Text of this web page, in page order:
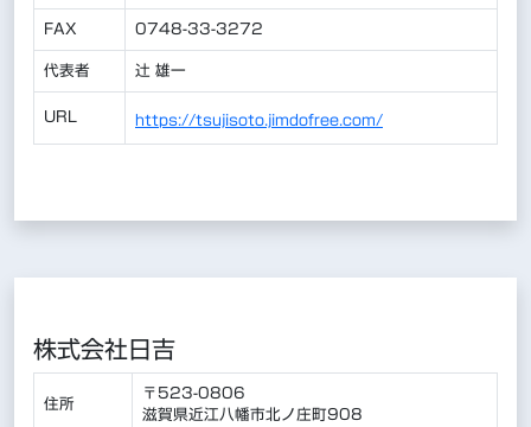
FAX 0748-33-3272
代表者 辻 雄一
URL https://tsujisoto.jimdofree.com/
株式会社日吉
住所
〒523-0806
滋賀県近江八幡市北ノ庄町908